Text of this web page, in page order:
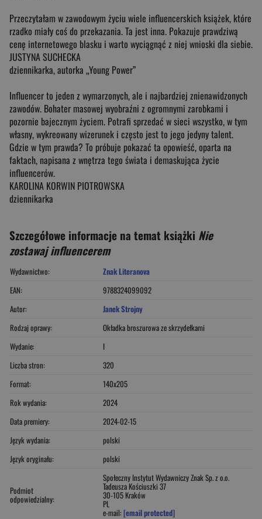
Przeczytałam w zawodowym życiu wiele influencerskich książek, które
rzadko miały coś do przekazania. Ta jest inna. Pokazuje prawdziwą
cenę internetowego blasku i warto wyciągnąć z niej wnioski dla siebie.
JUSTYNA SUCHECKA
dziennikarka, autorka „Young Power”
Influencer to jeden z wymarzonych, ale i najbardziej znienawidzonych
zawodów. Bohater masowej wyobraźni z ogromnymi zarobkami i
pozornie bajecznym życiem. Potrafi sprzedać w sieci wszystko, w tym
własny, wykreowany wizerunek i często jest to jego jedyny talent.
Gdzie w tym prawda? To próbuje pokazać ta opowieść, oparta na
faktach, napisana z wnętrza tego świata i demaskująca życie
influencerów.
KAROLINA KORWIN PIOTROWSKA
dziennikarka
Szczegółowe informacje na temat książki Nie
zostawaj influencerem
Wydawnictwo:
Znak Literanova
EAN:
9788324099092
Autor:
Janek Strojny
Rodzaj oprawy:
Okładka broszurowa ze skrzydełkami
Wydanie:
I
Liczba stron:
320
Format:
140x205
Rok wydania:
2024
Data premiery:
2024-02-15
Język wydania:
polski
Język oryginału:
polski
Podmiot
odpowiedzialny:
Społeczny Instytut Wydawniczy Znak Sp. z o.o.
Tadeusza Kościuszki 37
30-105 Kraków
PL
e-mail: [email protected]